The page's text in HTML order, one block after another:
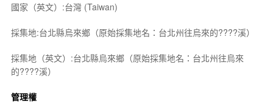
國家（英文）:台灣 (Taiwan)
採集地:台北縣烏來鄉（原始採集地名：台北州往烏來的????溪）
採集地（英文）:台北縣烏來鄉（原始採集地名：台北州往烏來
的????溪）
管理權